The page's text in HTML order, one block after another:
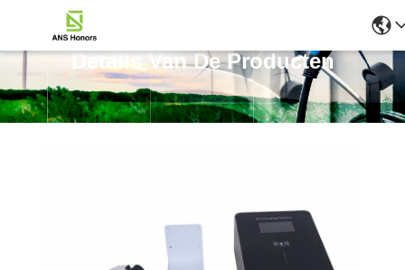
Details Van De Producten